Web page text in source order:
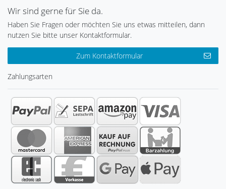
Wir sind gerne für Sie da.
Haben Sie Fragen oder möchten Sie uns etwas mitteilen, dann
nutzen Sie bitte unser Kontaktformular.
Zum Kontaktformular
Zahlungsarten